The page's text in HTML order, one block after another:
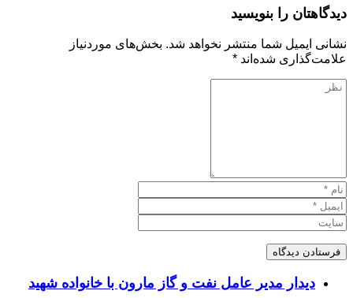
دیدگاهتان را بنویسید
نشانی ایمیل شما منتشر نخواهد شد. بخش‌های موردنیاز
علامت‌گذاری شده‌اند *
دیدار مدیر عامل نفت و گاز مارون با خانواده شهید